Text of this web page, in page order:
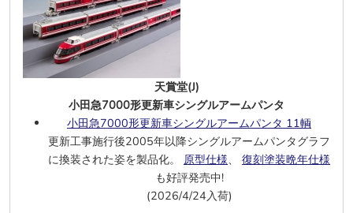
グリーンマックス(N)
名鉄3100系1次車(新塗装・車番選択式)
基本2両
秩父鉄道7500系 ラッピングトレイン
「彩色兼備」3両
秩父鉄道7500系(秩父三社トレイン)3両
京急新1000形1890番台(すみっコぐら
し10周年号)4両M付 ,
4両M無
西武9000系(多摩湖線・紺色・白ライ
ト)4両
西武9000系(多摩湖線・黄色・白ライ
天賞堂(J)
小田急7000形更新車シングルアームパンタ
小田急7000形更新車シングルアームパンタ 11輌
更新工事施行後2005年以降シングルアームパンタグラフ
に換装された姿を製品化。 原型仕様、 復刻塗装晩年仕様
も好評発売中!
(2026/4/24入荷)